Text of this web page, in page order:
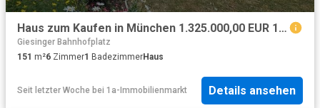
Haus zum Kaufen in München 1.325.000,00 EUR 151 m²
Giesinger Bahnhofplatz
151 m²6 Zimmer1 BadezimmerHaus
Seit letzter Woche bei 1a-Immobilienmarkt Details ansehen